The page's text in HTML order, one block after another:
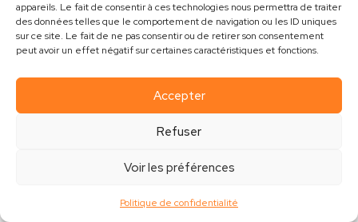
appareils. Le fait de consentir à ces technologies nous permettra de traiter
des données telles que le comportement de navigation ou les ID uniques
sur ce site. Le fait de ne pas consentir ou de retirer son consentement
peut avoir un effet négatif sur certaines caractéristiques et fonctions.
Accepter
Refuser
Voir les préférences
Politique de confidentialité
contact@club.immo
Mentions légales
Réalisé par MouvementCom